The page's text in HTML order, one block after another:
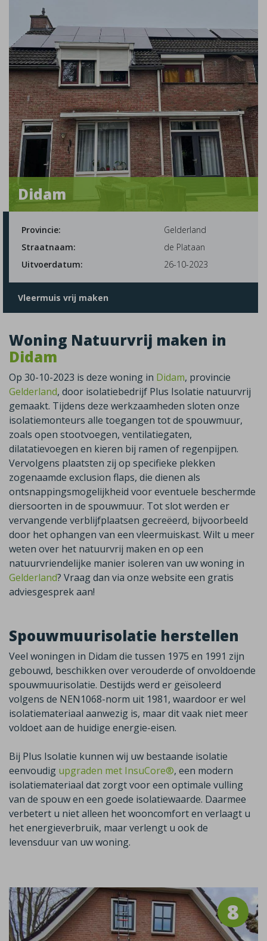
Didam
Provincie:
Gelderland
Straatnaam:
de Plataan
Uitvoerdatum:
26-10-2023
Vleermuis vrij maken
Woning Natuurvrij maken in
Didam
Op 30-10-2023 is deze woning in Didam, provincie
Gelderland, door isolatiebedrijf Plus Isolatie natuurvrij
gemaakt. Tijdens deze werkzaamheden sloten onze
isolatiemonteurs alle toegangen tot de spouwmuur,
zoals open stootvoegen, ventilatiegaten,
dilatatievoegen en kieren bij ramen of regenpijpen.
Vervolgens plaatsten zij op specifieke plekken
zogenaamde exclusion flaps, die dienen als
ontsnappingsmogelijkheid voor eventuele beschermde
diersoorten in de spouwmuur. Tot slot werden er
vervangende verblijfplaatsen gecreëerd, bijvoorbeeld
door het ophangen van een vleermuiskast. Wilt u meer
weten over het natuurvrij maken en op een
natuurvriendelijke manier isoleren van uw woning in
Gelderland? Vraag dan via onze website een gratis
adviesgesprek aan!
Spouwmuurisolatie herstellen
Veel woningen in Didam die tussen 1975 en 1991 zijn
gebouwd, beschikken over verouderde of onvoldoende
spouwmuurisolatie. Destijds werd er geïsoleerd
volgens de NEN1068-norm uit 1981, waardoor er wel
isolatiemateriaal aanwezig is, maar dit vaak niet meer
voldoet aan de huidige energie-eisen.
Bij Plus Isolatie kunnen wij uw bestaande isolatie
eenvoudig upgraden met InsuCore®, een modern
isolatiemateriaal dat zorgt voor een optimale vulling
van de spouw en een goede isolatiewaarde. Daarmee
verbetert u niet alleen het wooncomfort en verlaagt u
het energieverbruik, maar verlengt u ook de
levensduur van uw woning.
8